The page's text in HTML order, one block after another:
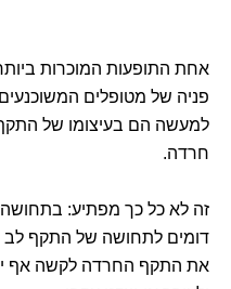
אחת התופעות המוכרות
פניה של מטופלים
למעשה הם בעיצומו של
חרדה.
זה לא כל כך מפתיע:
דומים לתחושה של התקף לב
את התקף החרדה לקשה אף